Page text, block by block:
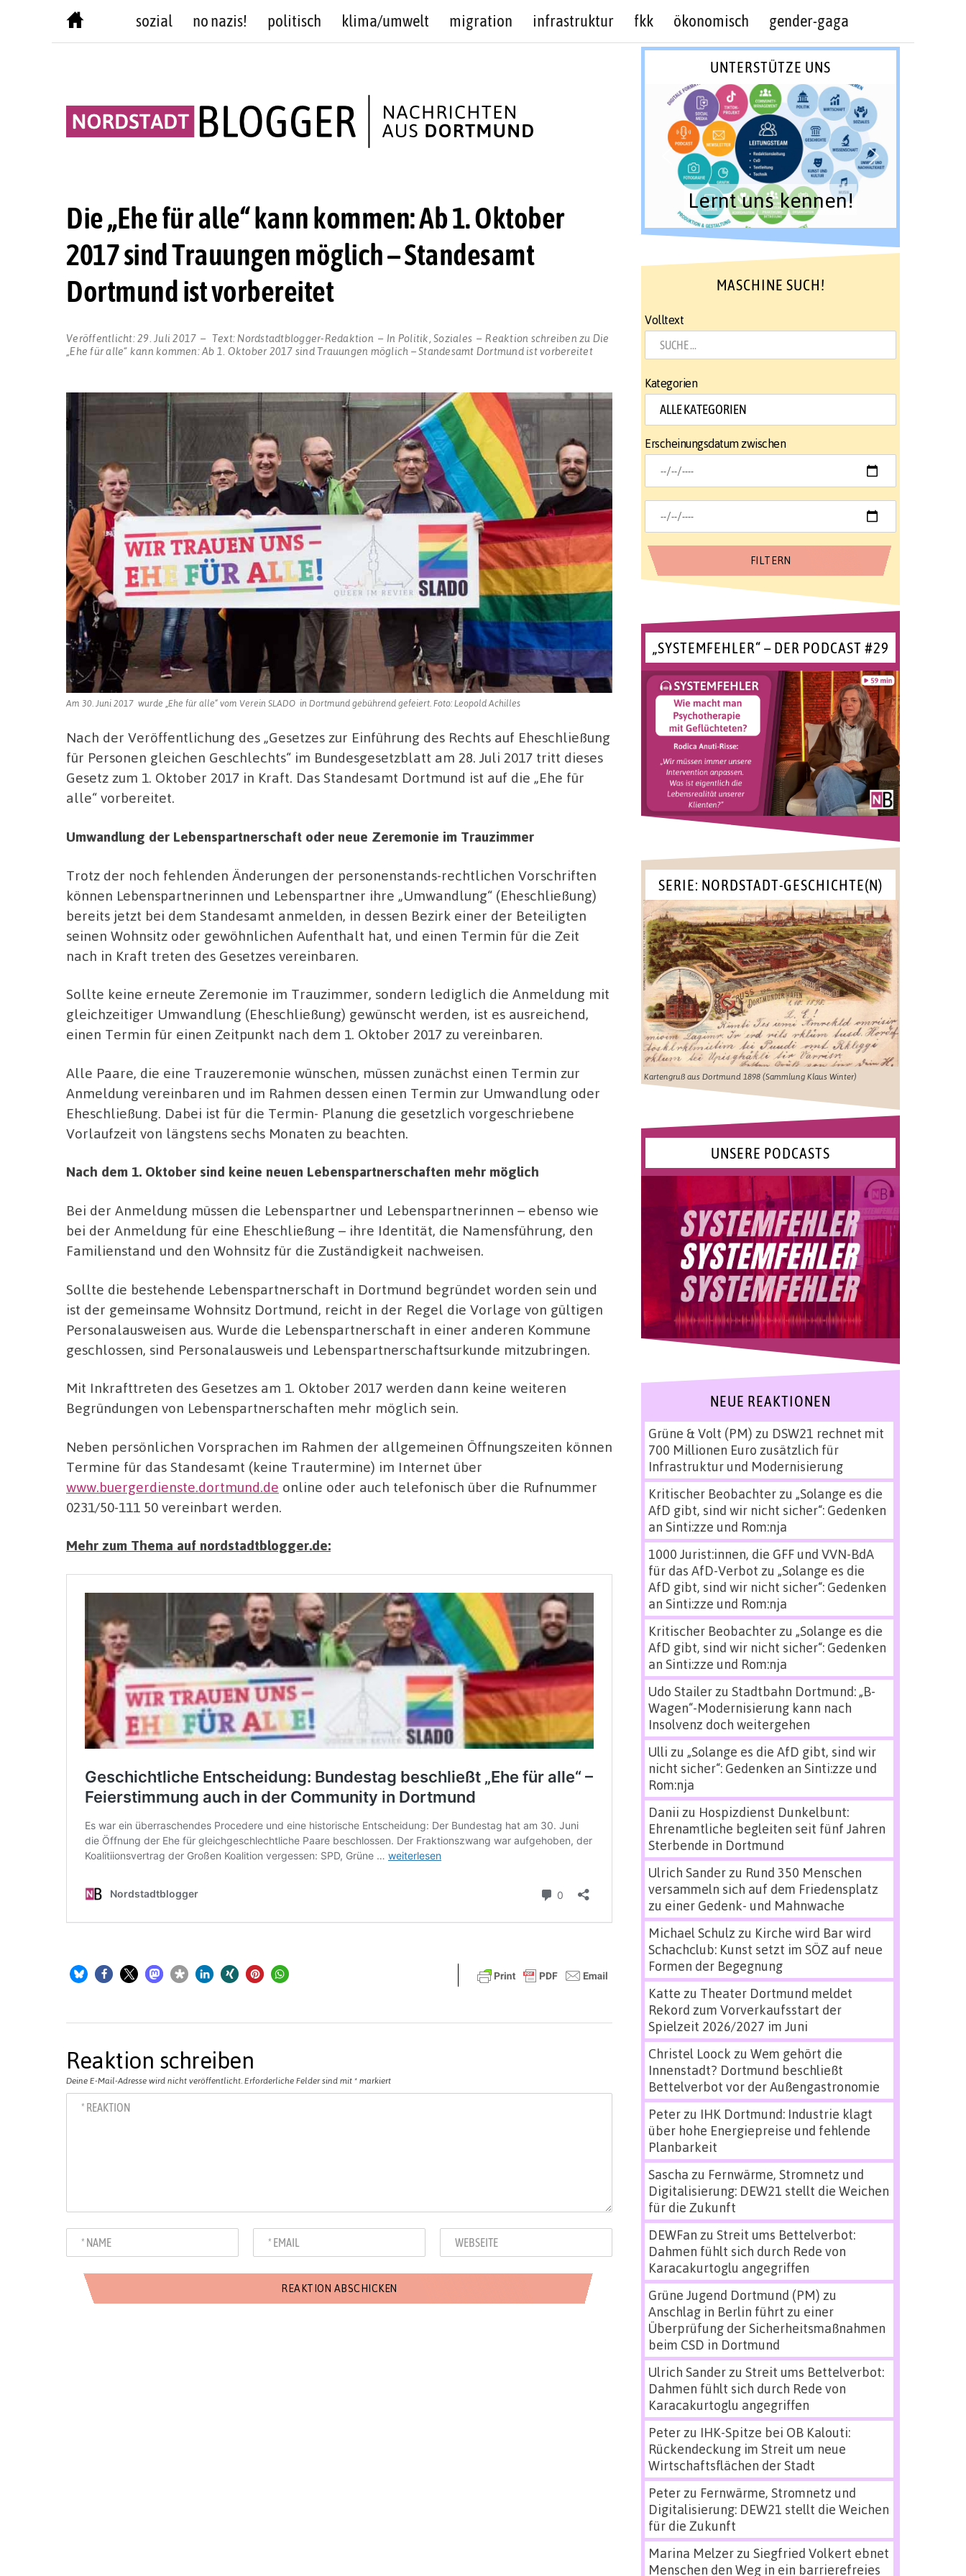
sozial no nazis! politisch klima/umwelt migration infrastruktur fkk ökonomisch gender-gaga
Die „Ehe für alle“ kann kommen: Ab 1. Oktober
2017 sind Trauungen möglich – Standesamt
Dortmund ist vorbereitet
Veröffentlicht: 29. Juli 2017 Text: Nordstadtblogger-Redaktion In Politik Soziales Reaktion schreiben zu Die
„Ehe für alle“ kann kommen: Ab 1. Oktober 2017 sind Trauungen möglich – Standesamt Dortmund ist vorbereitet
Am 30. Juni 2017 wurde „Ehe für alle“ vom Verein SLADO in Dortmund gebührend gefeiert. Foto: Leopold Achilles
Nach der Veröffentlichung des „Gesetzes zur Einführung des Rechts auf Eheschließung
für Personen gleichen Geschlechts“ im Bundesgesetzblatt am 28. Juli 2017 tritt dieses
Gesetz zum 1. Oktober 2017 in Kraft. Das Standesamt Dortmund ist auf die „Ehe für
alle“ vorbereitet.
Umwandlung der Lebenspartnerschaft oder neue Zeremonie im Trauzimmer
Trotz der noch fehlenden Änderungen der personenstands-rechtlichen Vorschriften
können Lebenspartnerinnen und Lebenspartner ihre „Umwandlung“ (Eheschließung)
bereits jetzt bei dem Standesamt anmelden, in dessen Bezirk einer der Beteiligten
seinen Wohnsitz oder gewöhnlichen Aufenthalt hat, und einen Termin für die Zeit
nach in Kraft treten des Gesetzes vereinbaren.
Sollte keine erneute Zeremonie im Trauzimmer, sondern lediglich die Anmeldung mit
gleichzeitiger Umwandlung (Eheschließung) gewünscht werden, ist es ausreichend,
einen Termin für einen Zeitpunkt nach dem 1. Oktober 2017 zu vereinbaren.
Alle Paare, die eine Trauzeremonie wünschen, müssen zunächst einen Termin zur
Anmeldung vereinbaren und im Rahmen dessen einen Termin zur Umwandlung oder
Eheschließung. Dabei ist für die Termin- Planung die gesetzlich vorgeschriebene
Vorlaufzeit von längstens sechs Monaten zu beachten.
Nach dem 1. Oktober sind keine neuen Lebenspartnerschaften mehr möglich
Bei der Anmeldung müssen die Lebenspartner und Lebenspartnerinnen – ebenso wie
bei der Anmeldung für eine Eheschließung – ihre Identität, die Namensführung, den
Familienstand und den Wohnsitz für die Zuständigkeit nachweisen.
Sollte die bestehende Lebenspartnerschaft in Dortmund begründet worden sein und
ist der gemeinsame Wohnsitz Dortmund, reicht in der Regel die Vorlage von gültigen
Personalausweisen aus. Wurde die Lebenspartnerschaft in einer anderen Kommune
geschlossen, sind Personalausweis und Lebenspartnerschaftsurkunde mitzubringen.
Mit Inkrafttreten des Gesetzes am 1. Oktober 2017 werden dann keine weiteren
Begründungen von Lebenspartnerschaften mehr möglich sein.
Neben persönlichen Vorsprachen im Rahmen der allgemeinen Öffnungszeiten können
Termine für das Standesamt (keine Trautermine) im Internet über
www.buergerdienste.dortmund.de online oder auch telefonisch über die Rufnummer
0231/50-111 50 vereinbart werden.
Mehr zum Thema auf nordstadtblogger.de:
Reaktion schreiben
Deine E-Mail-Adresse wird nicht veröffentlicht. Erforderliche Felder sind mit * markiert
UNTERSTÜTZE UNS
Lernt uns kennen!
MASCHINE SUCH!
Volltext
Kategorien
Erscheinungsdatum zwischen
„SYSTEMFEHLER“ – DER PODCAST #29
SERIE: NORDSTADT-GESCHICHTE(N)
Kartengruß aus Dortmund 1898 (Sammlung Klaus Winter)
UNSERE PODCASTS
NEUE REAKTIONEN
Grüne & Volt (PM) zu DSW21 rechnet mit
700 Millionen Euro zusätzlich für
Infrastruktur und Modernisierung
Kritischer Beobachterzu „Solange es die
AfD gibt, sind wir nicht sicher“: Gedenken
an Sinti:zze und Rom:nja
1000 Jurist:innen, die GFF und VVN-BdA
für das AfD-Verbot zu „Solange es die
AfD gibt, sind wir nicht sicher“: Gedenken
an Sinti:zze und Rom:nja
Kritischer Beobachterzu „Solange es die
AfD gibt, sind wir nicht sicher“: Gedenken
an Sinti:zze und Rom:nja
Udo Stailerzu Stadtbahn Dortmund: „B-
Wagen“-Modernisierung kann nach
Insolvenz doch weitergehen
Ulli zu „Solange es die AfD gibt, sind wir
nicht sicher“: Gedenken an Sinti:zze und
Rom:nja
Danii zu Hospizdienst Dunkelbunt:
Ehrenamtliche begleiten seit fünf Jahren
Sterbende in Dortmund
Ulrich Sanderzu Rund 350 Menschen
versammeln sich auf dem Friedensplatz
zu einer Gedenk- und Mahnwache
Michael Schulz zu Kirche wird Bar wird
Schachclub: Kunst setzt im SÖZ auf neue
Formen der Begegnung
Katte zu Theater Dortmund meldet
Rekord zum Vorverkaufsstart der
Spielzeit 2026/2027 im Juni
Christel Loock zu Wem gehört die
Innenstadt? Dortmund beschließt
Bettelverbot vor der Außengastronomie
Peterzu IHK Dortmund: Industrie klagt
über hohe Energiepreise und fehlende
Planbarkeit
Sascha zu Fernwärme, Stromnetz und
Digitalisierung: DEW21 stellt die Weichen
für die Zukunft
DEWFan zu Streit ums Bettelverbot:
Dahmen fühlt sich durch Rede von
Karacakurtoglu angegriffen
Grüne Jugend Dortmund (PM) zu
Anschlag in Berlin führt zu einer
Überprüfung der Sicherheitsmaßnahmen
beim CSD in Dortmund
Ulrich Sanderzu Streit ums Bettelverbot:
Dahmen fühlt sich durch Rede von
Karacakurtoglu angegriffen
Peterzu IHK-Spitze bei OB Kalouti:
Rückendeckung im Streit um neue
Wirtschaftsflächen der Stadt
Peterzu Fernwärme, Stromnetz und
Digitalisierung: DEW21 stellt die Weichen
für die Zukunft
Marina Melzerzu Siegfried Volkert ebnet
Menschen den Weg in ein barrierefreies